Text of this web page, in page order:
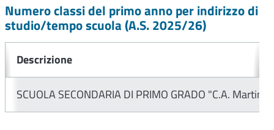
Numero classi del primo anno per indirizzo di
studio/tempo scuola (A.S.2025/26)
Descrizione
SCUOLA SECONDARIA DI PRIMO GRADO "C.A. Martini"